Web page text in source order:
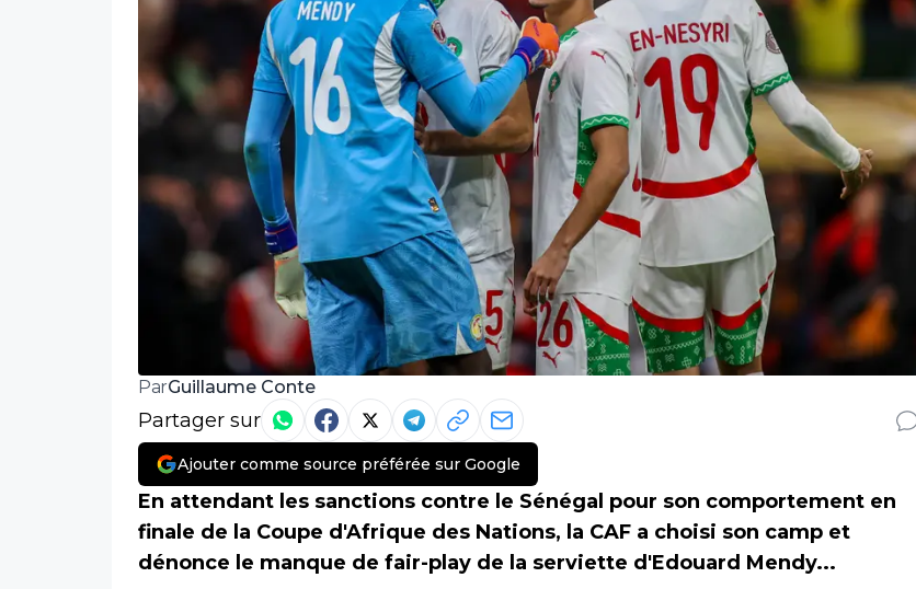
ParGuillaume Conte
Partager sur
Ajouter comme source préférée sur Google
En attendant les sanctions contre le Sénégal pour son comportement en
finale de la Coupe d'Afrique des Nations, la CAF a choisi son camp et
dénonce le manque de fair-play de la serviette d'Edouard Mendy...